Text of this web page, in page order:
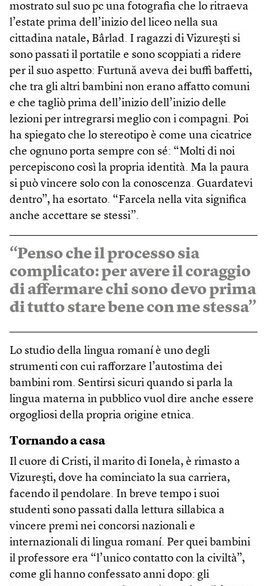
mostrato sul suo pc una fotografia che lo ritraeva
l’estate prima dell’inizio del liceo nella sua
cittadina natale, Bârlad. I ragazzi di Vizurești si
sono passati il portatile e sono scoppiati a ridere
per il suo aspetto: Furtună aveva dei buffi baffetti,
che tra gli altri bambini non erano affatto comuni
e che tagliò prima dell’inizio dell’inizio delle
lezioni per intregrarsi meglio con i compagni. Poi
ha spiegato che lo stereotipo è come una cicatrice
che ognuno porta sempre con sé: “Molti di noi
percepiscono così la propria identità. Ma la paura
si può vincere solo con la conoscenza. Guardatevi
dentro”, ha esortato. “Farcela nella vita significa
anche accettare se stessi”.
“Penso che il processo sia
complicato: per avere il coraggio
di affermare chi sono devo prima
di tutto stare bene con me stessa”
Lo studio della lingua romaní è uno degli
strumenti con cui rafforzare l’autostima dei
bambini rom. Sentirsi sicuri quando si parla la
lingua materna in pubblico vuol dire anche essere
orgogliosi della propria origine etnica.
Tornando a casa
Il cuore di Cristi, il marito di Ionela, è rimasto a
Vizurești, dove ha cominciato la sua carriera,
facendo il pendolare. In breve tempo i suoi
studenti sono passati dalla lettura sillabica a
vincere premi nei concorsi nazionali e
internazionali di lingua romaní. Per quei bambini
il professore era “l’unico contatto con la civiltà”,
come gli hanno confessato anni dopo: gli